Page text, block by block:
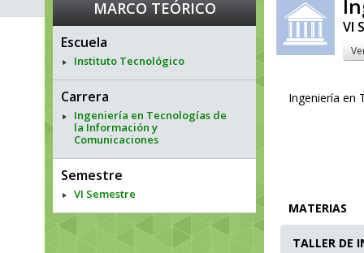
MARCO TEÓRICO
Escuela
Instituto Tecnológico
Carrera
Ingeniería en Tecnologías de
la Información y
Comunicaciones
Semestre
VI Semestre
VI
Ingeniería en
MATERIAS
TALLER DE